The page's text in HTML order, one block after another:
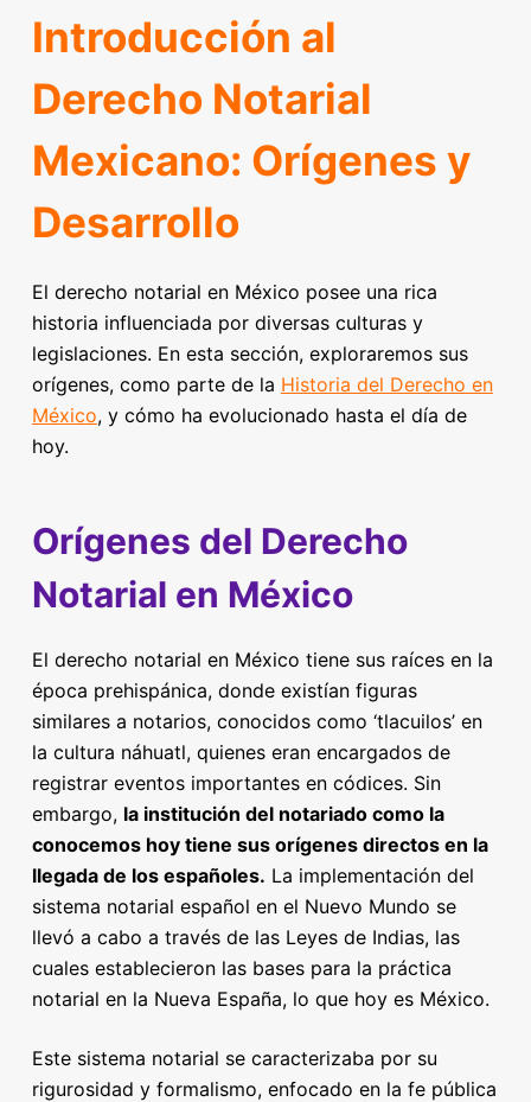
Introducción al
Derecho Notarial
Mexicano: Orígenes y
Desarrollo
El derecho notarial en México posee una rica
historia influenciada por diversas culturas y
legislaciones. En esta sección, exploraremos sus
orígenes, como parte de la Historia del Derecho en
México, y cómo ha evolucionado hasta el día de
hoy.
Orígenes del Derecho
Notarial en México
El derecho notarial en México tiene sus raíces en la
época prehispánica, donde existían figuras
similares a notarios, conocidos como ‘tlacuilos’ en
la cultura náhuatl, quienes eran encargados de
registrar eventos importantes en códices. Sin
embargo, la institución del notariado como la
conocemos hoy tiene sus orígenes directos en la
llegada de los españoles. La implementación del
sistema notarial español en el Nuevo Mundo se
llevó a cabo a través de las Leyes de Indias, las
cuales establecieron las bases para la práctica
notarial en la Nueva España, lo que hoy es México.
Este sistema notarial se caracterizaba por su
rigurosidad y formalismo, enfocado en la fe pública